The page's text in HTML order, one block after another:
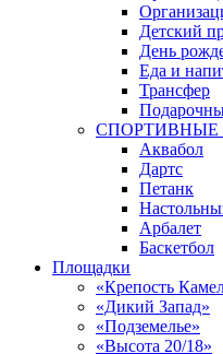
Детский
День
Еда и
Трансфер
СПОРТИВНЫЕ
Аквабол
Дартс
Петанк
Арбалет
Баскетбол
Площадки
«Крепость
«Дикий Запад»
«Подземелье»
«Высота 20/18»